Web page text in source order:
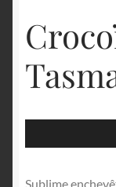
Sublime